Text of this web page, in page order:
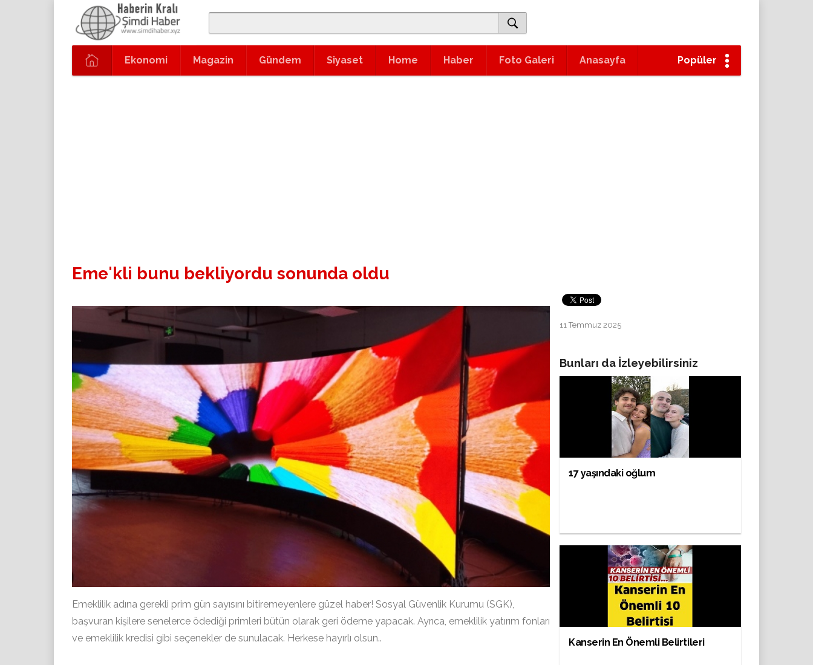
Ekonomi Magazin Gündem Siyaset Home Haber Foto Galeri Anasayfa Popüler
Eme'kli bunu bekliyordu sonunda oldu
Emeklilik adına gerekli prim gün sayısını bitiremeyenlere güzel haber! Sosyal Güvenlik Kurumu (SGK),
başvuran kişilere senelerce ödediği primleri bütün olarak geri ödeme yapacak. Ayrıca, emeklilik yatırım fonları
ve emeklilik kredisi gibi seçenekler de sunulacak. Herkese hayırlı olsun..
11 Temmuz 2025
Bunları da İzleyebilirsiniz
17 yaşındaki oğlum
Kanserin En Önemli Belirtileri